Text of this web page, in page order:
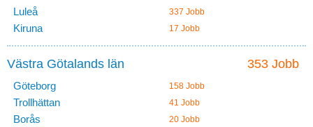
Luleå 337 Jobb
Kiruna 17 Jobb
353 Jobb
Västra Götalands län
Göteborg 158 Jobb
Trollhättan 41 Jobb
Borås 20 Jobb